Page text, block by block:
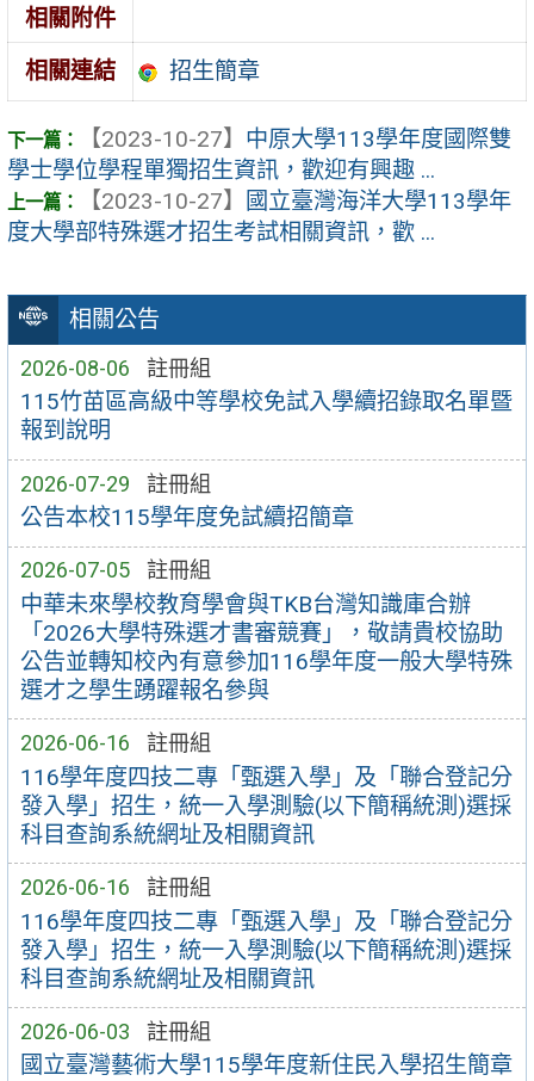
相關公告
2026-08-06 註冊組
115竹苗區高級中等學校免試入學續招錄取名單暨
報到說明
2026-07-29 註冊組
公告本校115學年度免試續招簡章
2026-07-05 註冊組
中華未來學校教育學會與TKB台灣知識庫合辦
「2026大學特殊選才書審競賽」，敬請貴校協助
公告並轉知校內有意參加116學年度一般大學特殊
選才之學生踴躍報名參與
2026-06-16 註冊組
116學年度四技二專「甄選入學」及「聯合登記分
發入學」招生，統一入學測驗(以下簡稱統測)選採
科目查詢系統網址及相關資訊
2026-06-16 註冊組
116學年度四技二專「甄選入學」及「聯合登記分
發入學」招生，統一入學測驗(以下簡稱統測)選採
科目查詢系統網址及相關資訊
2026-06-03 註冊組
國立臺灣藝術大學115學年度新住民入學招生簡章
相關附件
相關連結
招生簡章
【2023-10-27】 中原大學113學年度國際雙
學士學位學程單獨招生資訊，歡迎有興趣 ...
【2023-10-27】
國立臺灣海洋大學113學年
度大學部特殊選才招生考試相關資訊，歡 ...